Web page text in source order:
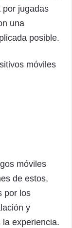
por jugadas
una
posible.
móviles
móviles
de estos,
por los
y
experiencia.